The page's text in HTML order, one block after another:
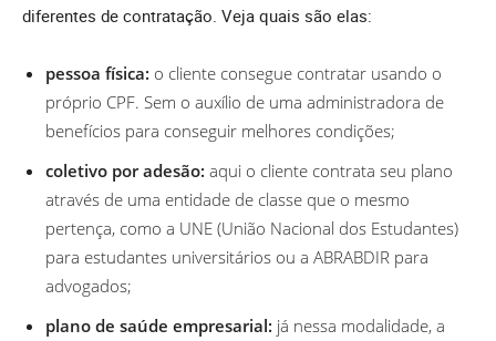
diferentes de contratação. Veja quais são elas:
pessoa física: o cliente consegue contratar usando o
próprio CPF. Sem o auxílio de uma administradora de
benefícios para conseguir melhores condições;
coletivo por adesão: aqui o cliente contrata seu plano
através de uma entidade de classe que o mesmo
pertença, como a UNE (União Nacional dos Estudantes)
para estudantes universitários ou a ABRABDIR para
advogados;
plano de saúde empresarial: já nessa modalidade, a